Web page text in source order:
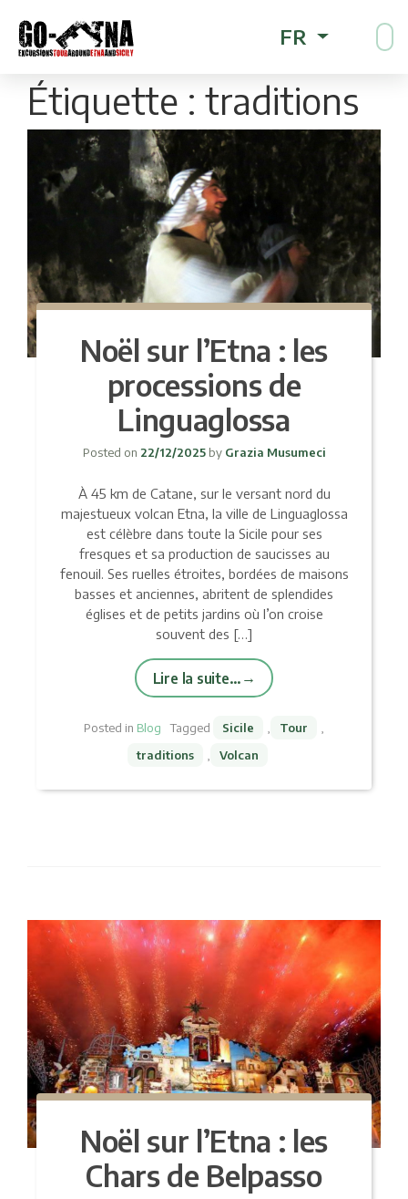
FR
Étiquette : traditions
Noël sur l’Etna : les
processions de
Linguaglossa
Posted on 22/12/2025byGrazia Musumeci
À 45 km de Catane, sur le versant nord du
majestueux volcan Etna, la ville de Linguaglossa
est célèbre dans toute la Sicile pour ses
fresques et sa production de saucisses au
fenouil. Ses ruelles étroites, bordées de maisons
basses et anciennes, abritent de splendides
églises et de petits jardins où l’on croise
souvent des […]
Lire la suite…
Posted in Blog Tagged Sicile Tour
traditions
Volcan
Noël sur l’Etna : les
Chars de Belpasso